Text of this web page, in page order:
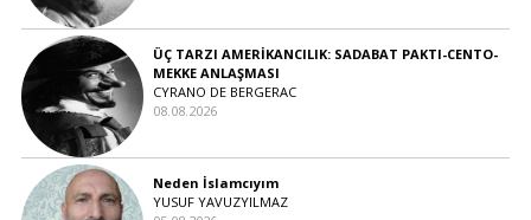
ÜÇ TARZI AMERİKANCILIK: SADABAT PAKTI-CENTO-
MEKKE ANLAŞMASI
CYRANO DE BERGERAC
08.08.2026
Neden İslamcıyım
YUSUF YAVUZYILMAZ